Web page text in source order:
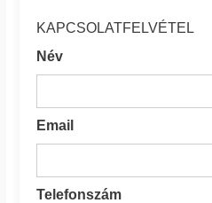
KAPCSOLATFELVÉTEL
Név
Email
Telefonszám